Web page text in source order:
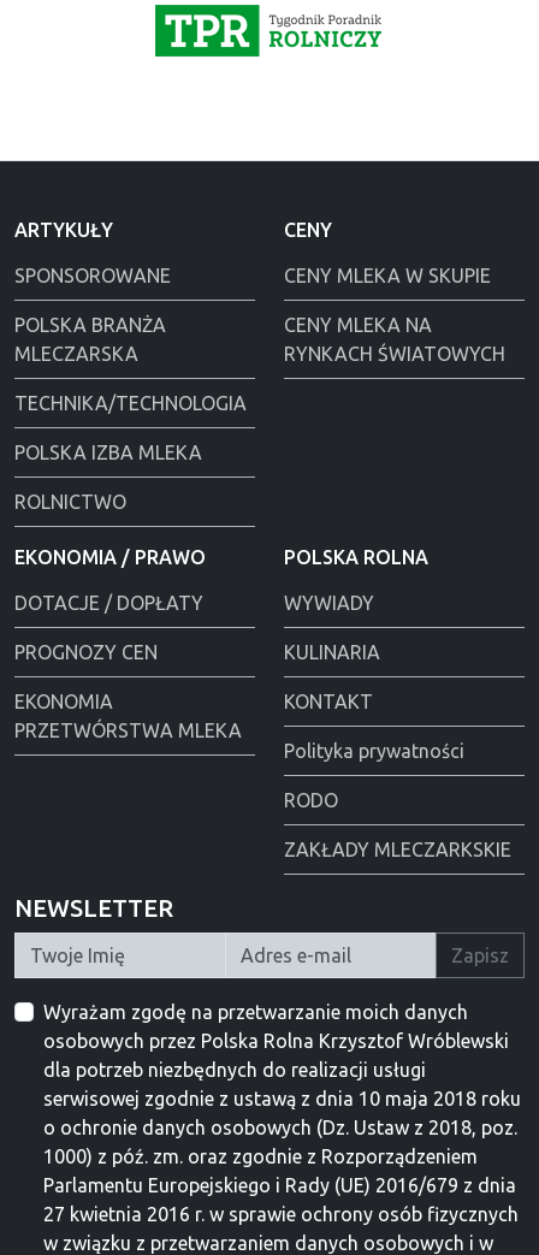
ARTYKUŁY
SPONSOROWANE
POLSKA BRANŻA
MLECZARSKA
TECHNIKA/TECHNOLOGIA
POLSKA IZBA MLEKA
ROLNICTWO
CENY
CENY MLEKA W SKUPIE
CENY MLEKA NA
RYNKACH ŚWIATOWYCH
EKONOMIA / PRAWO
DOTACJE / DOPŁATY
PROGNOZY CEN
EKONOMIA
PRZETWÓRSTWA MLEKA
POLSKA ROLNA
WYWIADY
KULINARIA
KONTAKT
Polityka prywatności
RODO
ZAKŁADY MLECZARKSKIE
NEWSLETTER
Zapisz
Wyrażam zgodę na przetwarzanie moich danych
osobowych przez Polska Rolna Krzysztof Wróblewski
dla potrzeb niezbędnych do realizacji usługi
serwisowej zgodnie z ustawą z dnia 10 maja 2018 roku
o ochronie danych osobowych (Dz. Ustaw z 2018, poz.
1000) z póź. zm. oraz zgodnie z Rozporządzeniem
Parlamentu Europejskiego i Rady (UE) 2016/679 z dnia
27 kwietnia 2016 r. w sprawie ochrony osób fizycznych
w związku z przetwarzaniem danych osobowych i w